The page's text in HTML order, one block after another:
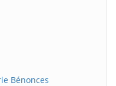
Bénonces